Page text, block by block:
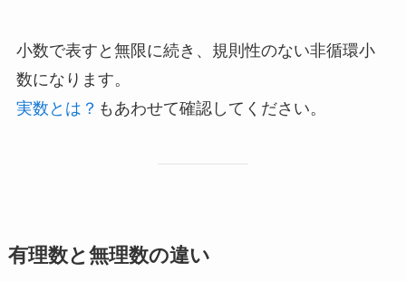
小数で表すと無限に続き、規則性のない非循環小
数になります。
実数とは？ もあわせて確認してください。
有理数と無理数の違い